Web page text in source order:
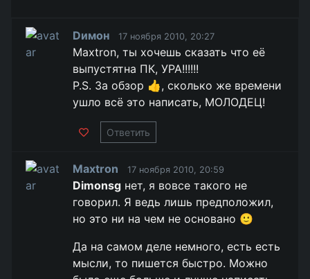
Dимон 17 ноября 2010, 20:27
Maxtron, ты хочешь сказать что её
выпустятна ПК, УРА!!!!!!
P.S. За обзор 👍, сколько же времени
ушло всё это написать, МОЛОДЕЦ!
Ответить
Maxtron 17 ноября 2010, 20:59
Dimonsg нет, я вовсе такого не
говорил. Я ведь лишь предположил,
но это ни на чем не основано 🙂
Да на самом деле немного, есть есть
мысли, то пишется быстро. Можно